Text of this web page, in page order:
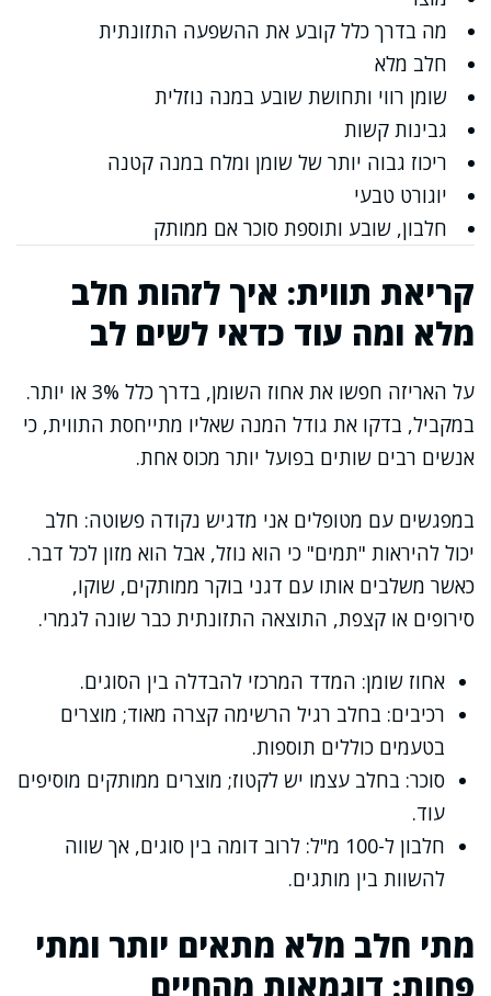
מה בדרך כלל קובע את ההשפעה התזונתית
חלב מלא
שומן רווי ותחושת שובע במנה נוזלית
גבינות קשות
ריכוז גבוה יותר של שומן ומלח במנה קטנה
יוגורט טבעי
חלבון, שובע ותוספת סוכר אם ממותק
קריאת תווית: איך לזהות חלב
מלא ומה עוד כדאי לשים לב
על האריזה חפשו את אחוז השומן, בדרך כלל 3% או יותר.
במקביל, בדקו את גודל המנה שאליו מתייחסת התווית, כי
אנשים רבים שותים בפועל יותר מכוס אחת.
במפגשים עם מטופלים אני מדגיש נקודה פשוטה: חלב
יכול להיראות "תמים" כי הוא נוזל, אבל הוא מזון לכל דבר.
כאשר משלבים אותו עם דגני בוקר ממותקים, שוקו,
סירופים או קצפת, התוצאה התזונתית כבר שונה לגמרי.
אחוז שומן: המדד המרכזי להבדלה בין הסוגים.
רכיבים: בחלב רגיל הרשימה קצרה מאוד; מוצרים
בטעמים כוללים תוספות.
סוכר: בחלב עצמו יש לקטוז; מוצרים ממותקים מוסיפים
עוד.
חלבון ל-100 מ"ל: לרוב דומה בין סוגים, אך שווה
להשוות בין מותגים.
מתי חלב מלא מתאים יותר ומתי
פחות: דוגמאות מהחיים